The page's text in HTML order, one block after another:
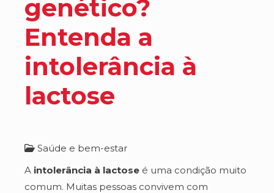
genético?
Entenda a
intolerância à
lactose
Saúde e bem-estar
A intolerância à lactose é uma condição muito
comum. Muitas pessoas convivem com